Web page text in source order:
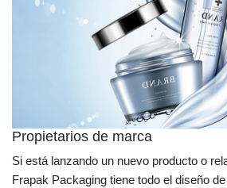
Propietarios de marca
Si está lanzando un nuevo producto o
Frapak Packaging tiene todo el diseño